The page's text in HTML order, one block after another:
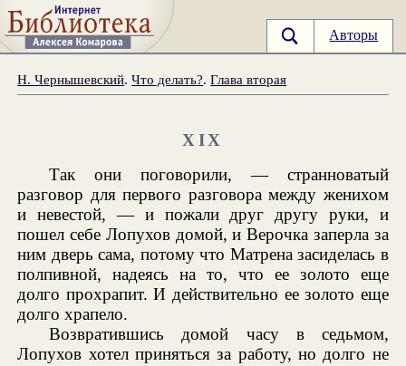
Авторы
Н. Чернышевский.Что делать?.Глава вторая
XIX
Так они поговорили, — странноватый
разговор для первого разговора между женихом
и невестой, — и пожали друг другу руки, и
пошел себе Лопухов домой, и Верочка заперла за
ним дверь сама, потому что Матрена засиделась в
полпивной, надеясь на то, что ее золото еще
долго прохрапит. И действительно ее золото еще
долго храпело.
Возвратившись домой часу в седьмом,
Лопухов хотел приняться за работу, но долго не